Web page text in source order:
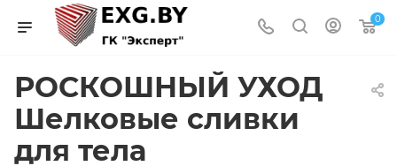
0
РОСКОШНЫЙ УХОД
Шелковые сливки
для тела